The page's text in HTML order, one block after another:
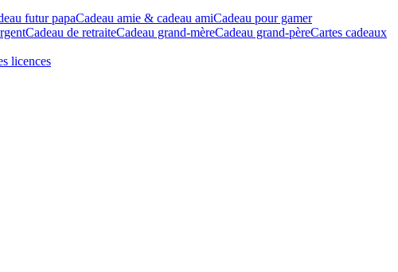
futur papaCadeau amie & cadeau amiCadeau pour gamer
Cadeau de retraiteCadeau grand-mèreCadeau grand-pèreCartes cadeaux
licences